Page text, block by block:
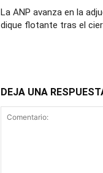
La ANP avanza en la
dique flotante tras el
DEJA UNA